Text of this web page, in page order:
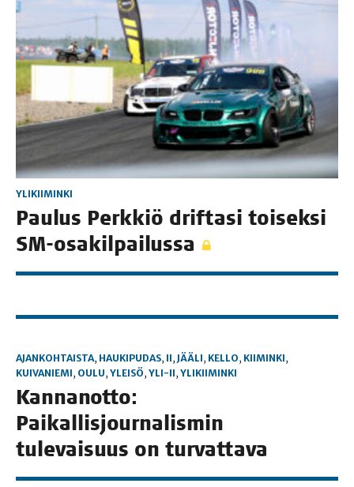
YLIKIIMINKI
Pau­lus Perk­kiö drif­ta­si toi­sek­si
SM-osakilpailussa
AJANKOHTAISTA, HAUKIPUDAS, II, JÄÄLI, KELLO, KIIMINKI,
KUIVANIEMI, OULU, YLEISÖ, YLI-II, YLIKIIMINKI
Kan­nan­ot­to:
Pai­kal­lis­jour­na­lis­min
tule­vai­suus on turvattava